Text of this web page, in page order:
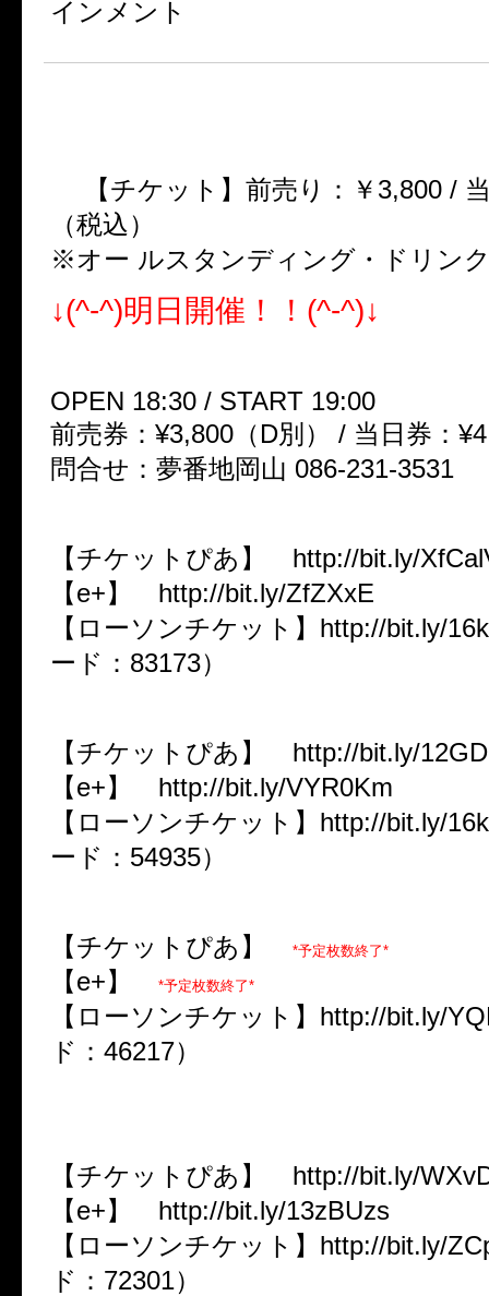
インメント
【チケット】前売り：￥3,800 /
（税込）
※オー ルスタンディング・ドリン
↓(^-^)明日開催！！(^-^)↓
OPEN 18:30 / START 19:00
前売券：¥3,800（D別） / 当日券：
問合せ：夢番地岡山 086-231-3531
【チケットぴあ】 http://bit.ly/
【e+】 http://bit.ly/ZfZXxE
【ローソンチケット】http://bit.ly/
ード：83173）
【チケットぴあ】 http://bit.ly/
【e+】 http://bit.ly/VYR0Km
【ローソンチケット】http://bit.ly/
ード：54935）
【チケットぴあ】 *予定枚数終了*
【e+】 *予定枚数終了*
【ローソンチケット】http://bit.ly/
ド：46217）
【チケットぴあ】 http://bit.ly/
【e+】 http://bit.ly/13zBUzs
【ローソンチケット】http://bit.ly/
ド：72301）